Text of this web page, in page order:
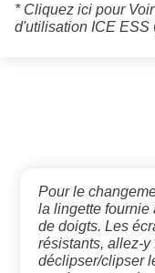
* Cliquez ici pour
d'utilisation ICE ESS
Pour le
la lingette fournie
de doigts. Les
résistants, allez-y
déclipser/clipser